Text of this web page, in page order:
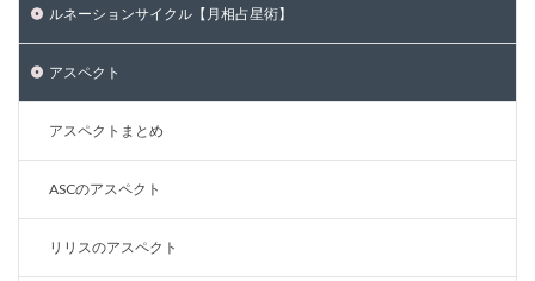
ルネーションサイクル【月相占星術】
アスペクト
アスペクトまとめ
ASCのアスペクト
リリスのアスペクト